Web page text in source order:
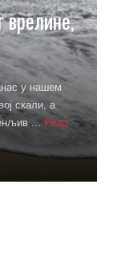
у нашем
скали, а
... Реад